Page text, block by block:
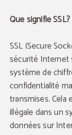
Que signifie SSL?
SSL (Secure
sécurité Internet
système de
confidentialité
transmises.
illégale dans un
données sur